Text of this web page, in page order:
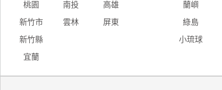
桃園 南投 高雄 蘭嶼
新竹市 雲林 屏東 綠島
新竹縣 小琉球
宜蘭